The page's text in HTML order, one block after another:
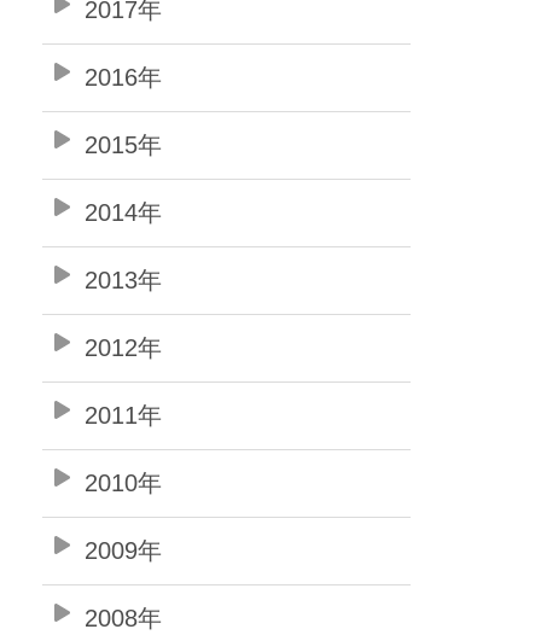
2017年
2016年
2015年
2014年
2013年
2012年
2011年
2010年
2009年
2008年